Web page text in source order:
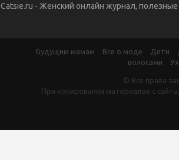
Catsie.ru - Женский онлайн журнал,
Будущим мамам Все о моде Дети
волосами
© Все права
При копировании материалов с